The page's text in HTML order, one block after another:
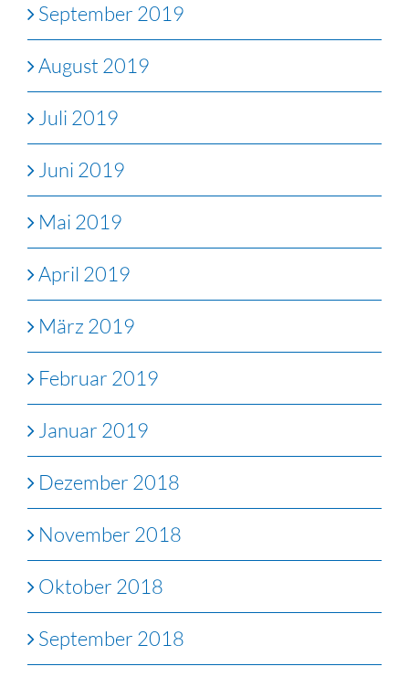
September 2019
August 2019
Juli 2019
Juni 2019
Mai 2019
April 2019
März 2019
Februar 2019
Januar 2019
Dezember 2018
November 2018
Oktober 2018
September 2018